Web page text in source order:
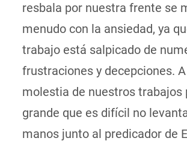
resbala por nuestra frente se
menudo con la ansiedad, ya
trabajo está salpicado de
frustraciones y decepciones.
molestia de nuestros trabajos
grande que es difícil no
manos junto al predicador de